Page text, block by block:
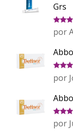
Grs
con
por
con 5
por
con 5
por